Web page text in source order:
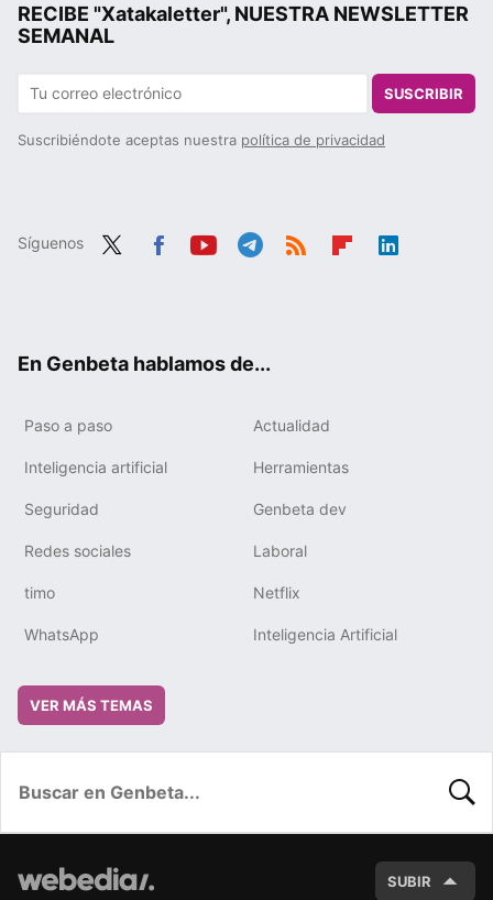
RECIBE "Xatakaletter", NUESTRA NEWSLETTER
SEMANAL
SUSCRIBIR
Suscribiéndote aceptas nuestra política de privacidad
Síguenos
En Genbeta hablamos de...
Paso a paso Actualidad
Inteligencia artificial Herramientas
Seguridad Genbeta dev
Redes sociales Laboral
timo Netflix
WhatsApp Inteligencia Artificial
VER MÁS TEMAS
SUBIR